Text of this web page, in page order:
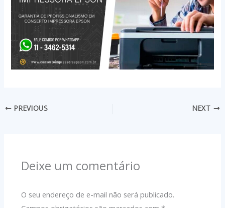
PREVIOUS NEXT
Deixe um comentário
O seu endereço de e-mail não será publicado.